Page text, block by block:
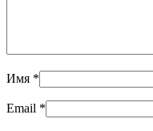
Имя *
Email *